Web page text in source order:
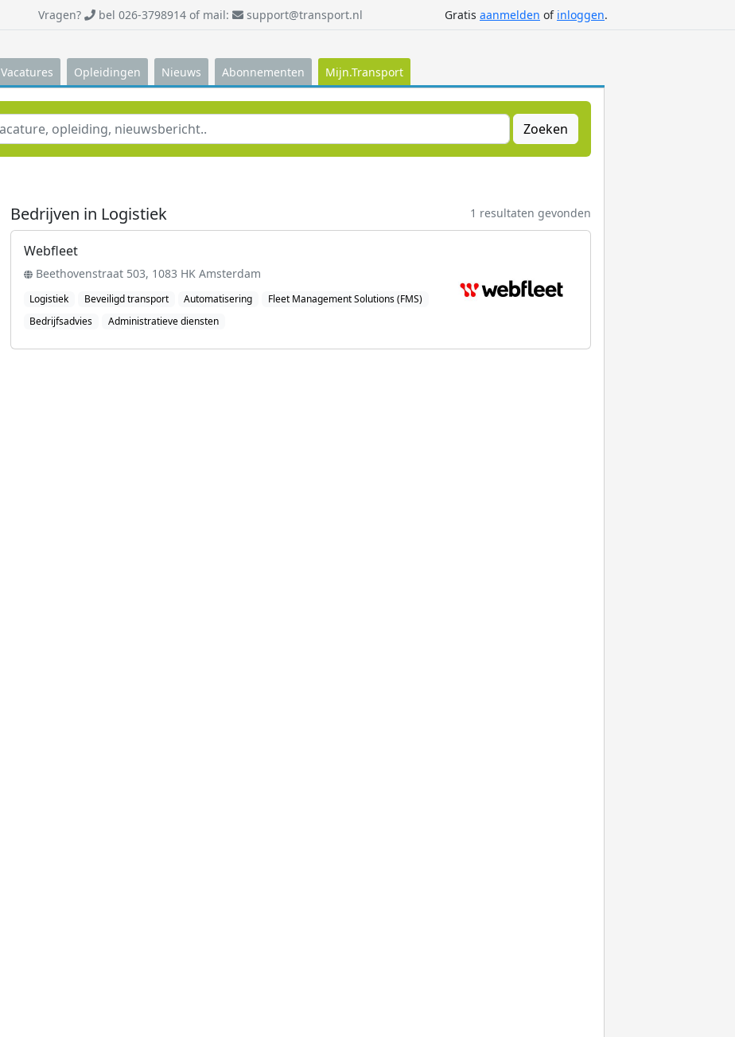
Vragen? bel 026-3798914 of mail: support@transport.nl Gratis aanmelden of inloggen.
Vacatures Opleidingen Nieuws Abonnementen Mijn.Transport
Zoeken
1 resultaten gevonden
Bedrijven in Logistiek
Webfleet
Beethovenstraat 503, 1083 HK Amsterdam
Logistiek Beveiligd transport Automatisering
Fleet Management Solutions (FMS)
Bedrijfsadvies
Administratieve diensten